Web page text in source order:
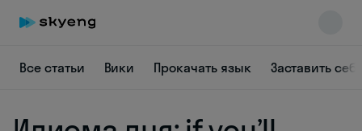
Все статьи Вики Прокачать язык Заставить